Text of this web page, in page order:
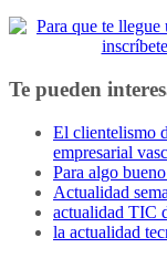
Te pueden
El clientelismo
empresarial
Para algo
Actualidad
actualidad TIC
la actualidad